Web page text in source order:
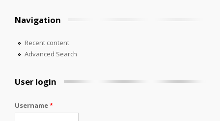
Navigation
Recent content
Advanced Search
User login
Username*